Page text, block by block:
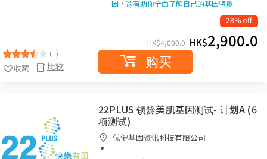
(1)
比较
收藏
因，这有助你全面了解自己的基因特质
28% off
HK$4,000.0 HK$2,900.0
购买
22PLUS 锁龄美肌基因测试- 计划A (6
项测试)
优健基因资讯科技有限公司